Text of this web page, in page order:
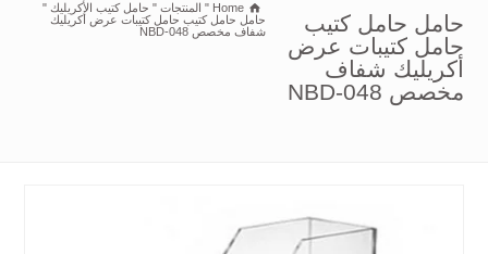
حامل حامل كتيب
حامل كتيبات عرض
أكريليك شفاف
مخصص NBD-048
Home
" المنتجات " حامل كتيب الأكريليك "
حامل حامل كتيب حامل كتيبات عرض أكريليك
شفاف مخصص NBD-048